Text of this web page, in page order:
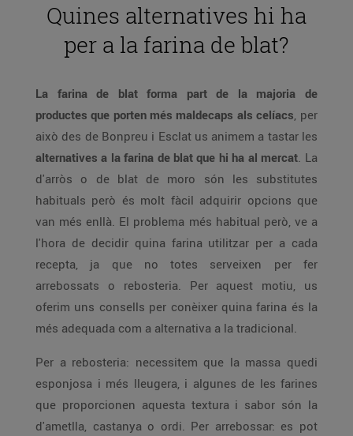
Quines alternatives hi ha
per a la farina de blat?
La farina de blat forma part de la majoria de
productes que porten més maldecaps als celíacs, per
això des de Bonpreu i Esclat us animem a tastar les
alternatives a la farina de blat que hi ha al mercat. La
d'arròs o de blat de moro són les substitutes
habituals però és molt fàcil adquirir opcions que
van més enllà. El problema més habitual però, ve a
l'hora de decidir quina farina utilitzar per a cada
recepta, ja que no totes serveixen per fer
arrebossats o rebosteria. Per aquest motiu, us
oferim uns consells per conèixer quina farina és la
més adequada com a alternativa a la tradicional.
Per a rebosteria: necessitem que la massa quedi
esponjosa i més lleugera, i algunes de les farines
que proporcionen aquesta textura i sabor són la
d'ametlla, castanya o ordi. Per arrebossar: es pot